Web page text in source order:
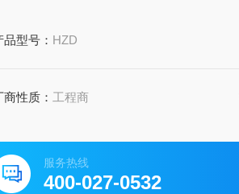
品型号： HZD
商性质： 工程商
服务热线
400-027-0532